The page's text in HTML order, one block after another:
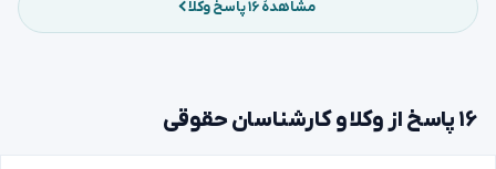
مشاهدهٔ ۱۶ پاسخ وکلا
۱۶ پاسخ از وکلا و کارشناسان حقوقی